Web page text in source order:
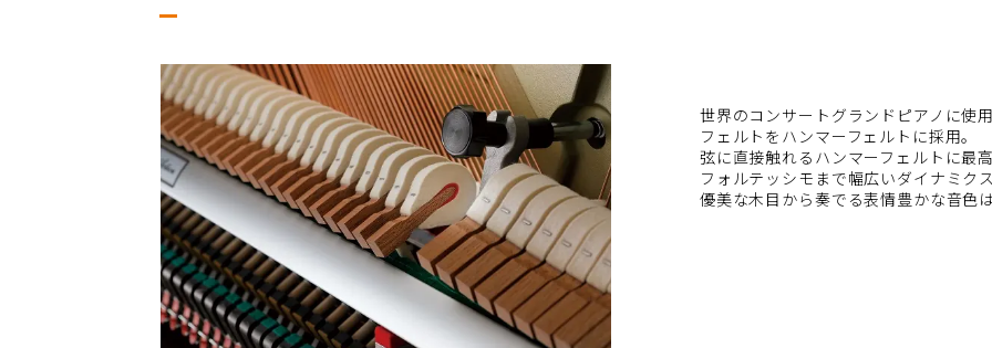
世界のコンサートグランドピアノに使
フェルトをハンマーフェルトに採用。
弦に直接触れるハンマーフェルトに最
フォルテッシモまで幅広いダイナミク
優美な木目から奏でる表情豊かな音色